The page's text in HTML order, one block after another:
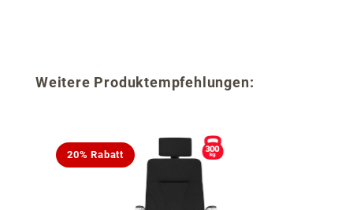
Produktgalerie überspringen
Weitere Produktempfehlungen:
20% Rabatt